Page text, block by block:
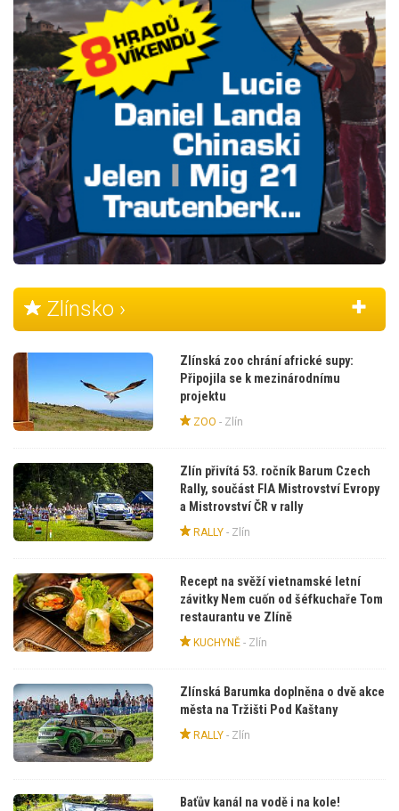
Zlínsko ›
Zlínská zoo chrání africké supy:
Připojila se k mezinárodnímu
projektu
ZOO - Zlín
Zlín přivítá 53. ročník Barum Czech
Rally, součást FIA Mistrovství Evropy
a Mistrovství ČR v rally
RALLY- Zlín
Recept na svěží vietnamské letní
závitky Nem cuốn od šéfkuchaře Tom
restaurantu ve Zlíně
KUCHYNĚ- Zlín
Zlínská Barumka doplněna o dvě akce
města na Tržišti Pod Kaštany
RALLY- Zlín
Baťův kanál na vodě i na kole!